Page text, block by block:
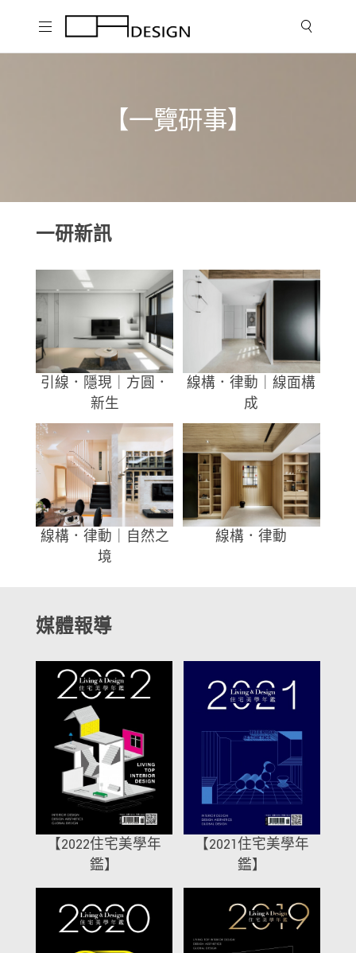
【一覽研事】
一研新訊
引線．隱現｜方圓．
新生
線構．律動｜線面構
成
線構．律動｜自然之
境
線構．律動
媒體報導
【2022住宅美學年
鑑】
【2021住宅美學年
鑑】